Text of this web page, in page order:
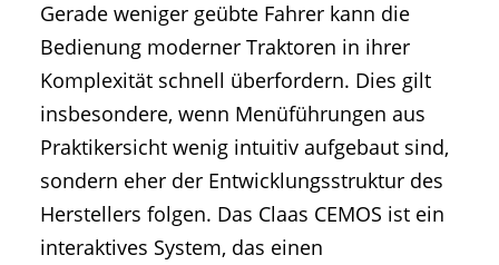
Gerade weniger geübte Fahrer kann die
Bedienung moderner Traktoren in ihrer
Komplexität schnell überfordern. Dies gilt
insbesondere, wenn Menüführungen aus
Praktikersicht wenig intuitiv aufgebaut sind,
sondern eher der Entwicklungsstruktur des
Herstellers folgen. Das Claas CEMOS ist ein
interaktives System, das einen